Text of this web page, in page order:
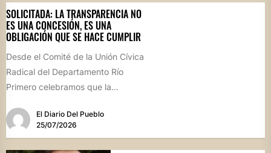
SOLICITADA: LA TRANSPARENCIA NO
ES UNA CONCESIÓN, ES UNA
OBLIGACIÓN QUE SE HACE CUMPLIR
Desde el Comité de la Unión Cívica
Radical del Departamento Río
Primero celebramos que la
haya...
El Diario Del Pueblo
25/07/2026